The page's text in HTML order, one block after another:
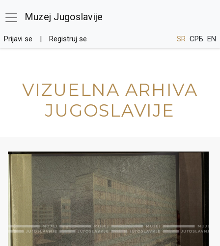
Muzej Jugoslavije
Prijavi se Registruj se SR СРБ EN
VIZUELNA ARHIVA
JUGOSLAVIJE